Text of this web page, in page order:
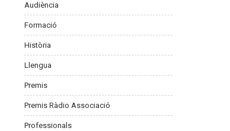
Audiència
Formació
Història
Llengua
Premis
Premis Ràdio Associació
Professionals